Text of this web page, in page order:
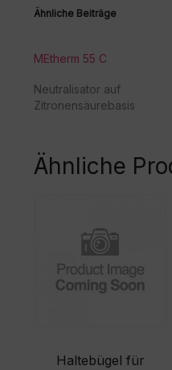
Ähnliche Beiträge
MEtherm 55 C
Neutralisator auf
Zitronensäurebasis
Ähnliche
Haltebügel für